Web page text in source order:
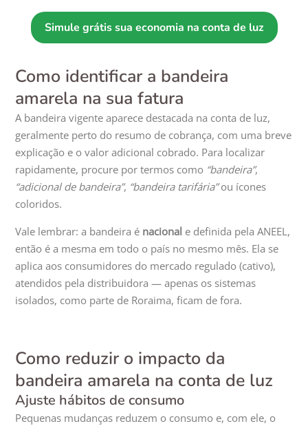
Simule grátis sua economia na conta de luz
Como identificar a bandeira
amarela na sua fatura
A bandeira vigente aparece destacada na conta de luz,
geralmente perto do resumo de cobrança, com uma breve
explicação e o valor adicional cobrado. Para localizar
rapidamente, procure por termos como “bandeira”,
“adicional de bandeira”, “bandeira tarifária”ou ícones
coloridos.
Vale lembrar: a bandeira é nacional e definida pela ANEEL,
então é a mesma em todo o país no mesmo mês. Ela se
aplica aos consumidores do mercado regulado (cativo),
atendidos pela distribuidora — apenas os sistemas
isolados, como parte de Roraima, ficam de fora.
Como reduzir o impacto da
bandeira amarela na conta de luz
Ajuste hábitos de consumo
Pequenas mudanças reduzem o consumo e, com ele, o